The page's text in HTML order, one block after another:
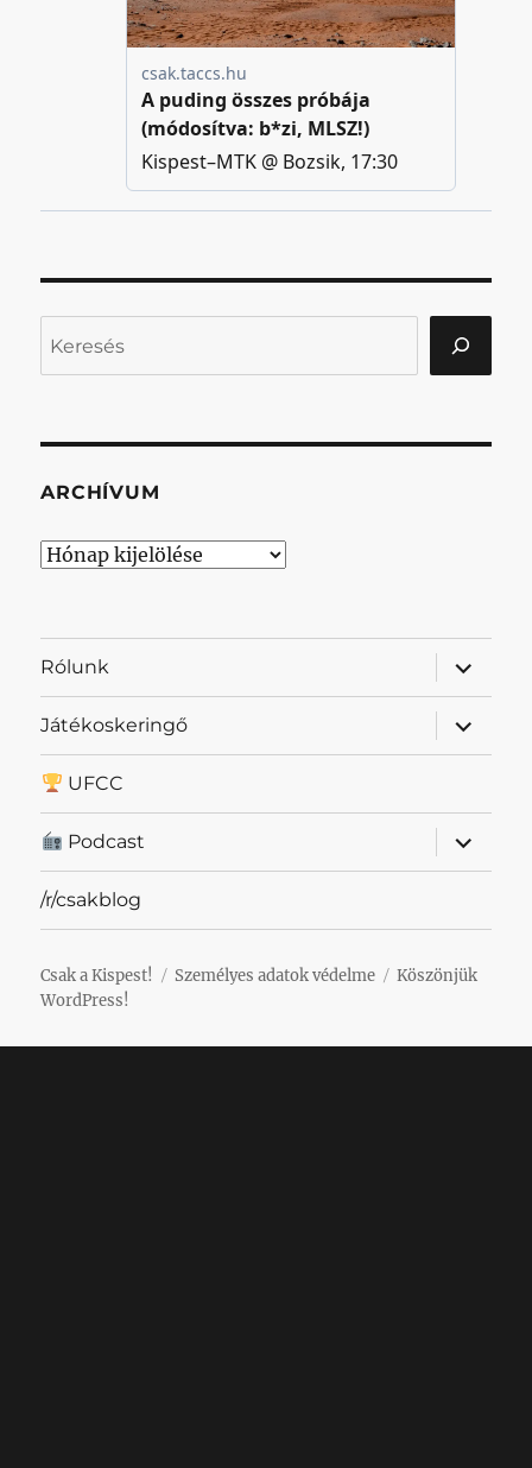
ARCHÍVUM
Archívum
Rólunk
almenü
Játékoskeringő
almenü
UFCC
Podcast
almenü
/r/csakblog
Csak a Kispest! Személyes adatok védelme
Köszönjük
WordPress!